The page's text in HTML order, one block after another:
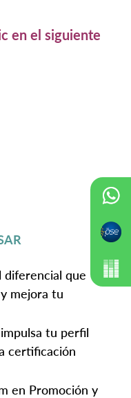
en el siguiente
diferencial que
mejora tu
tu perfil
certificación
en Promoción y